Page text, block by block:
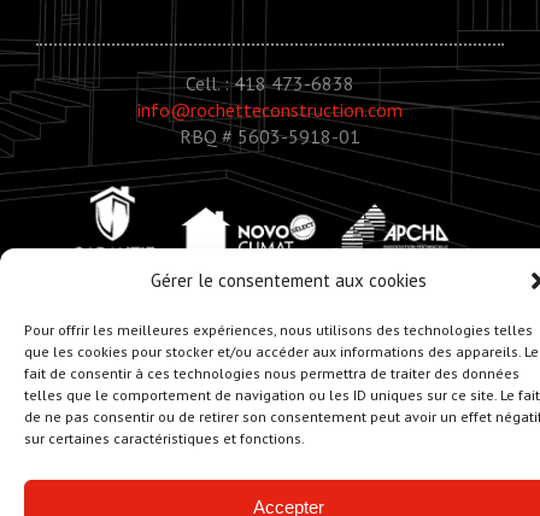
Gérer le consentement aux cookies
Pour offrir les meilleures expériences, nous utilisons des technologies telles
que les cookies pour stocker et/ou accéder aux informations des appareils. Le
fait de consentir à ces technologies nous permettra de traiter des données
telles que le comportement de navigation ou les ID uniques sur ce site. Le fait
de ne pas consentir ou de retirer son consentement peut avoir un effet
sur certaines caractéristiques et fonctions.
Accepter
Cell. : 418 473-6838
info@rochetteconstruction.com
RBQ # 5603-5918-01
© Copyright 2020 - Rochette Construction
Réalisation :
Zonart - Créateur d’univers